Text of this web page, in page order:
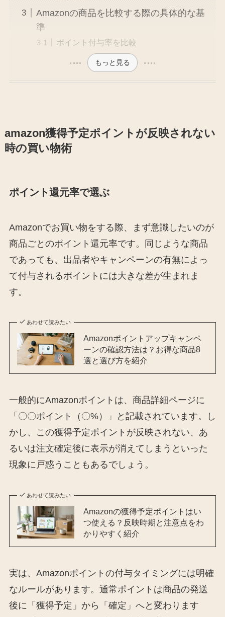
Amazonの商品を比較する際の具体的な基
準
ポイント付与率を比較
もっと見る
amazon獲得予定ポイントが反映されない
時の買い物術
ポイント還元率で選ぶ
Amazonでお買い物をする際、まず意識したいのが
商品ごとのポイント還元率です。同じような商品
であっても、出品者やキャンペーンの有無によっ
て付与されるポイントには大きな差が生まれま
す。
あわせて読みたい
Amazonポイントアップキャンペ
ーンの確認方法は？お得な商品8
選と選び方を紹介
一般的にAmazonポイントは、商品詳細ページに
「〇〇ポイント（〇%）」と記載されています。し
かし、この獲得予定ポイントが反映されない、あ
るいは注文確定後に表示が消えてしまうといった
現象に戸惑うこともあるでしょう。
あわせて読みたい
Amazonの獲得予定ポイントはい
つ使える？反映時期と注意点をわ
かりやすく紹介
実は、Amazonポイントの付与タイミングには明確
なルールがあります。通常ポイントは商品の発送
後に「獲得予定」から「確定」へと変わります